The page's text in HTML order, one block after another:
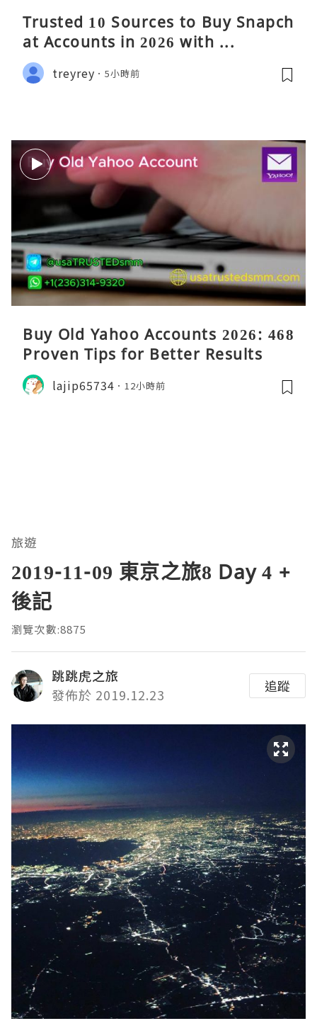
Trusted 10 Sources to Buy Snapch
at Accounts in 2026 with ...
treyrey 5小時前
Buy Old Yahoo Accounts 2026: 468
Proven Tips for Better Results
lajip65734 12小時前
旅遊
2019-11-09 東京之旅8 Day 4 +
後記
瀏覽次數:8875
跳跳虎之旅
發佈於 2019.12.23
追蹤